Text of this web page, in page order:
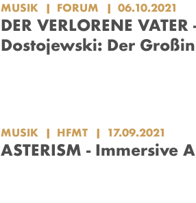
MUSIK FORUM 06.10.2021
DER VERLORENE
Dostojewski: Der
MUSIK HFMT 17.09.2021
ASTERISM - Immersive